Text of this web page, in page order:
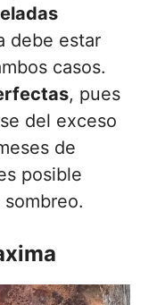
debe estar
casos.
, pues
del exceso
de
posible